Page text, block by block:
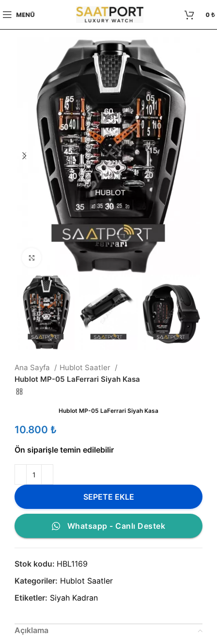
MENÜ 0₺
Büyütmek için tıklayın
Ana Sayfa
Hublot Saatler
Hublot MP-05 LaFerrari Siyah Kasa
Hublot MP-05 LaFerrari Siyah Kasa
₺
Ön siparişle temin edilebilir
SEPETE EKLE
Whatsapp - Canlı Destek
Stok kodu: HBL1169
Kategoriler: Hublot Saatler
Etiketler: Siyah Kadran
Açıklama